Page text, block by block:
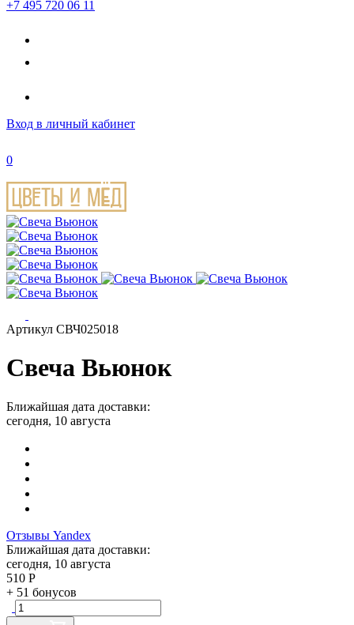
+7 495 720 06 11
Вход в личный кабинет
0
Артикул СВЧ025018
Свеча Вьюнок
Ближайшая дата доставки:
сегодня, 10 августа
Отзывы Yandex
Ближайшая дата доставки:
сегодня, 10 августа
510 Р
+ 51 бонусов